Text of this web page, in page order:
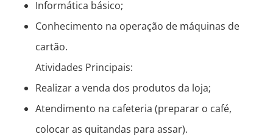
Informática básico;
Conhecimento na operação de máquinas de
cartão.
Atividades Principais:
Realizar a venda dos produtos da loja;
Atendimento na cafeteria (preparar o café,
colocar as quitandas para assar).